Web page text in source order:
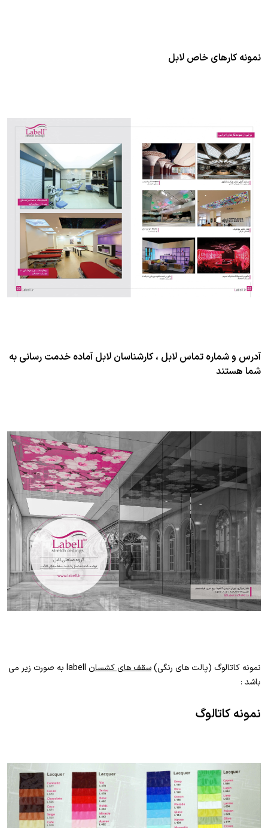
نمونه کارهای خاص لابل
آدرس و شماره تماس لابل ، کارشناسان لابل آماده خدمت رسانی به
شما هستند
نمونه کاتالوگ (پالت های رنگی)سقف های کشسان
labell به صورت زیر می
باشد :
نمونه کاتالوگ